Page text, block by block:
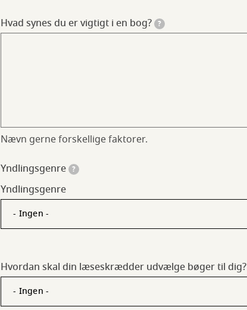
Hvad synes du er vigtigt i en bog? ?
Nævn gerne forskellige faktorer.
Yndlingsgenre ?
Yndlingsgenre
Hvordan skal din læseskrædder udvælge bøger til dig?